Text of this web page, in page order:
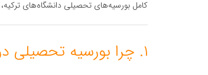
کامل بورسیه‌های تحصیلی دانشگاه‌های
۱. چرا بورسیه تحصیلی در ترکیه؟